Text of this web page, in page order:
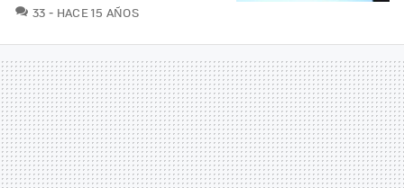
33 COMENTARIOS
HACE 15 AÑOS